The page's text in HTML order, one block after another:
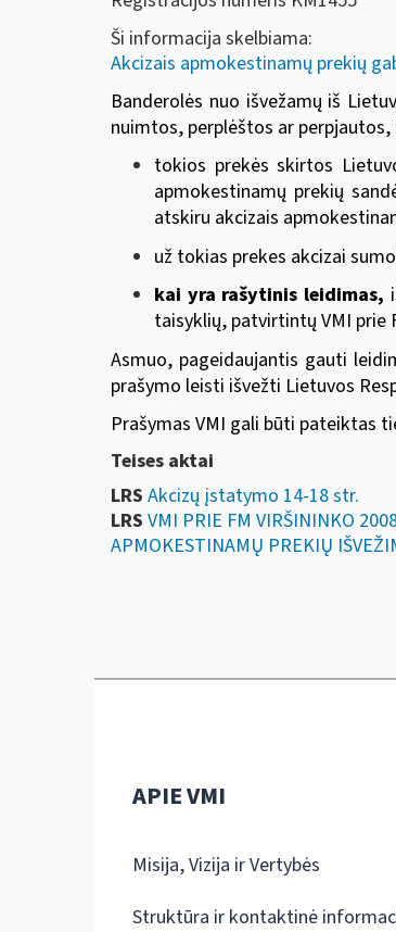
Ši informacija skelbiama:
Akcizais apmokestinamų prekių
Banderolės nuo išvežamų iš
nuimtos, perplėštos ar perpjautos,
tokios prekės skirtos
apmokestinamų prekių
atskiru akcizais
už tokias prekes akcizai
kai yra rašytinis leidimas,
taisyklių, patvirtintų VMI prie
Asmuo, pageidaujantis gauti
prašymo leisti išvežti Lietuvos
Prašymas VMI gali būti pateiktas
Teises aktai
LRS Akcizų įstatymo 14-18 str.
LRS VMI PRIE FM VIRŠININKO
APMOKESTINAMŲ PREKIŲ
APIE VMI
Misija, Vizija ir Vertybės
Struktūra ir kontaktinė